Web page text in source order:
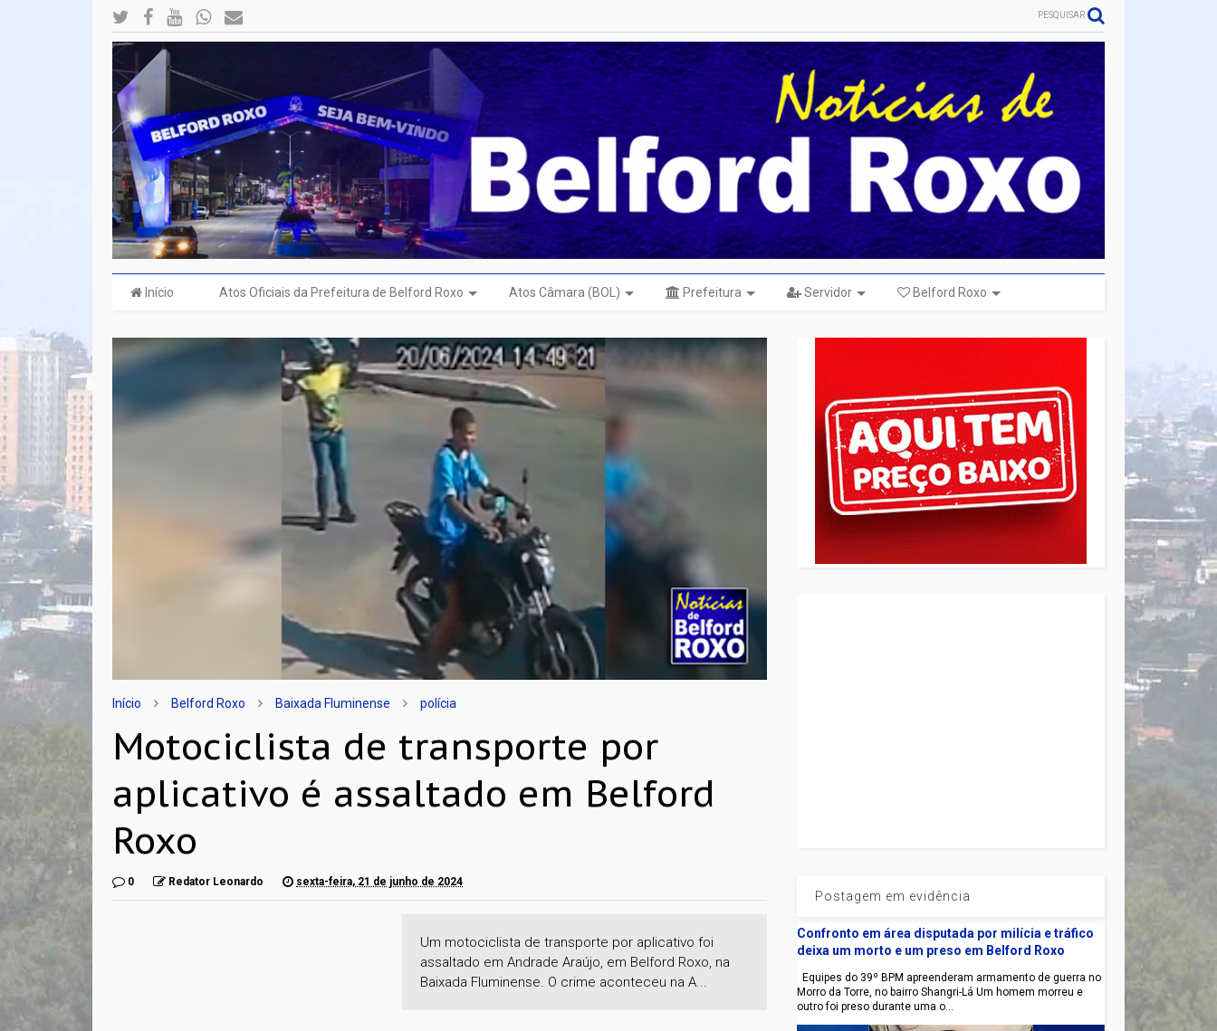
PESQUISAR
Início Atos Oficiais da Prefeitura de Belford Roxo Atos Câmara (BOL) Prefeitura Servidor Belford Roxo
Início Belford Roxo Baixada Fluminense polícia
Motociclista de transporte por
aplicativo é assaltado em Belford
Roxo
0 Redator Leonardo sexta-feira, 21 de junho de 2024
Um motociclista de transporte por aplicativo foi
assaltado em Andrade Araújo, em Belford Roxo, na
Baixada Fluminense. O crime aconteceu na A...
Postagem em evidência
Confronto em área disputada por milícia e tráfico
deixa um morto e um preso em Belford Roxo
Equipes do 39º BPM apreenderam armamento de guerra no
Morro da Torre, no bairro Shangri-Lá Um homem morreu e
outro foi preso durante uma o...